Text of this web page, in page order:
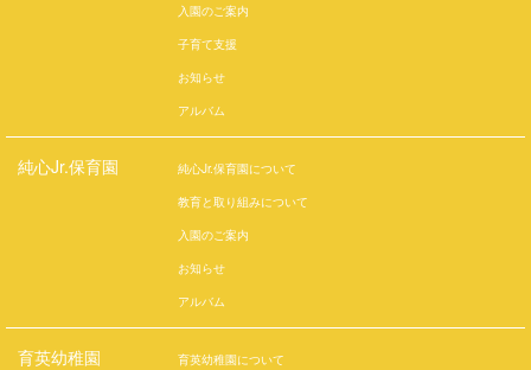
入園のご案内
子育て支援
お知らせ
アルバム
純心Jr.保育園
純心Jr.保育園について
教育と取り組みについて
入園のご案内
お知らせ
アルバム
育英幼稚園
育英幼稚園について